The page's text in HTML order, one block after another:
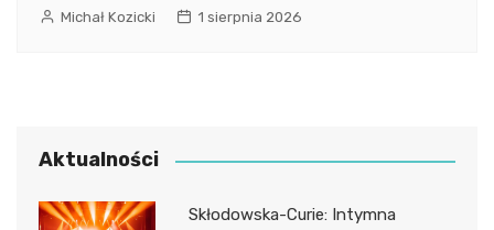
Michał Kozicki 1 sierpnia 2026
Aktualności
Skłodowska-Curie: Intymna